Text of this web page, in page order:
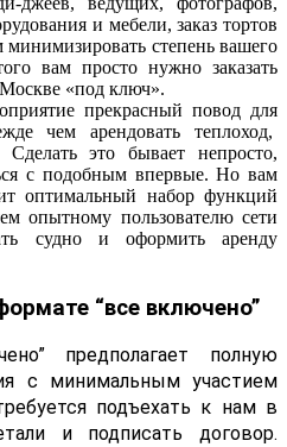
и мебели, заказ тортов
степень вашего
вам просто нужно заказать
«под ключ».
прекрасный повод для
чем арендовать теплоход,
это бывает непросто,
с подобным впервые. Но вам
оптимальный набор функций
опытному пользователю сети
судно и оформить аренду
“все включено”
предполагает полную
с минимальным участием
подъехать к нам в
и подписать договор.